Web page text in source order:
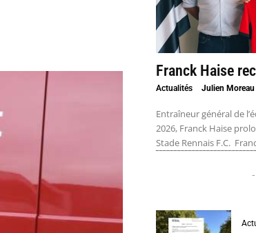
Franck Haise
Actualités Julien Moreau
Entraîneur général de
2026, Franck Haise
Stade Rennais F.C.
-